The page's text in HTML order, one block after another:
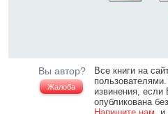
Вы автор?
Жалоба
Все книги на
извинения,
опубликована